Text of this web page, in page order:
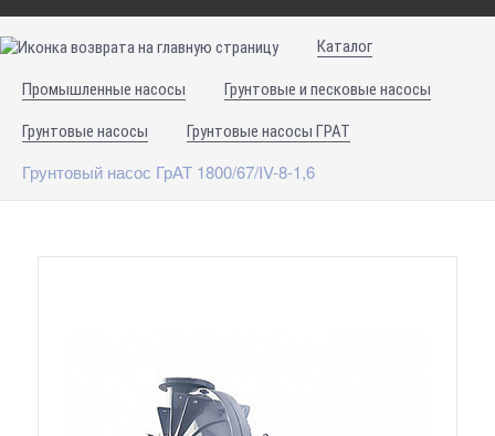
Каталог
Промышленные насосы Грунтовые и песковые насосы
Грунтовые насосы Грунтовые насосы ГРАТ
Грунтовый насос ГрАТ 1800/67/IV-8-1,6